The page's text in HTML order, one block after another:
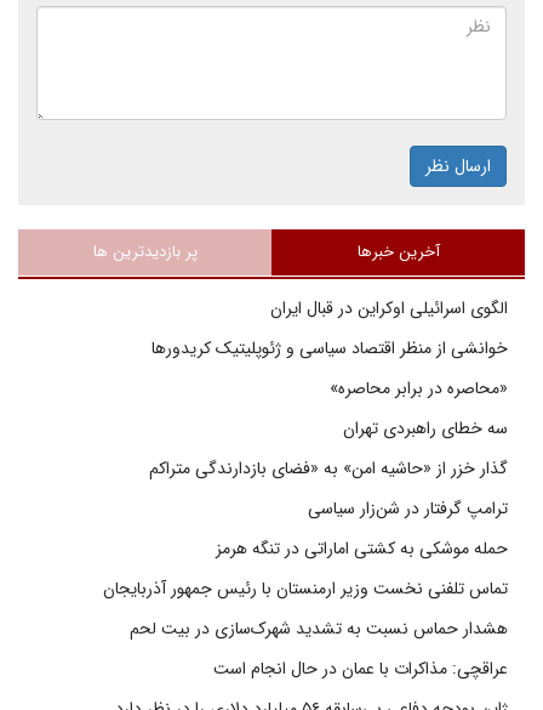
ارسال نظر
آخرین خبرها پر بازدیدترین ها
الگوی اسرائیلی اوکراین در قبال ایران
خوانشی از منظر اقتصاد سیاسی و ژئوپلیتیک کریدورها
«محاصره در برابر محاصره»
سه خطای راهبردی تهران
گذار خزر از «حاشیه امن» به «فضای بازدارندگی متراکم
ترامپ گرفتار در شن‌زار سیاسی
حمله موشکی به کشتی اماراتی در تنگه هرمز
تماس تلفنی نخست وزیر ارمنستان با رئیس جمهور آذربایجان
هشدار حماس نسبت به تشدید شهرک‌سازی در بیت‌ لحم
عراقچی: مذاکرات با عمان در حال انجام است